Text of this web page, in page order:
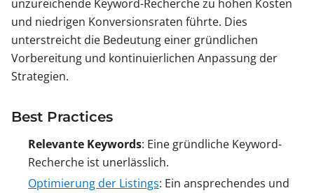
unzureichende Keyword-Recherche zu hohen Kosten
und niedrigen Konversionsraten führte. Dies
unterstreicht die Bedeutung einer gründlichen
Vorbereitung und kontinuierlichen Anpassung der
Strategien.
Best Practices
Relevante Keywords: Eine gründliche Keyword-
Recherche ist unerlässlich.
Optimierung der Listings: Ein ansprechendes und